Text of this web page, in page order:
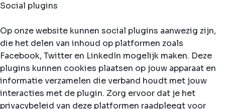
Social plugins
Op onze website kunnen social plugins aanwezig zijn,
die het delen van inhoud op platformen zoals
Facebook, Twitter en LinkedIn mogelijk maken. Deze
plugins kunnen cookies plaatsen op jouw apparaat en
informatie verzamelen die verband houdt met jouw
interacties met de plugin. Zorg ervoor dat je het
privacybeleid van deze platformen raadpleegt voor